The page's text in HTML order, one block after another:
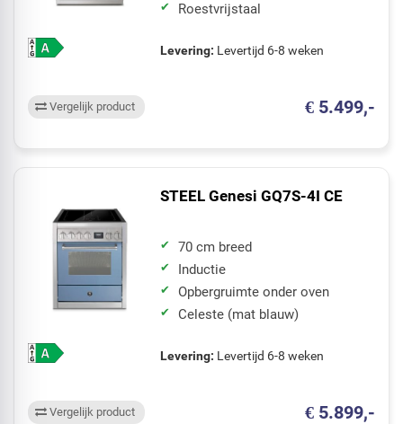
Roestvrijstaal
Levering: Levertijd 6-8 weken
€ 5.499,-
Vergelijk product
STEEL Genesi GQ7S-4I CE
70 cm breed
Inductie
Opbergruimte onder oven
Celeste (mat blauw)
Levering: Levertijd 6-8 weken
€ 5.899,-
Vergelijk product